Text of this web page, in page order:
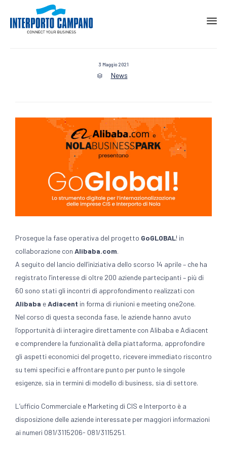
3 Maggio 2021
 Category
News
Prosegue la fase operativa del progetto GoGLOBAL! in
collaborazione con Alibaba.com.
A seguito del lancio dell’iniziativa dello scorso 14 aprile – che ha
registrato l’interesse di oltre 200 aziende partecipanti – più di
60 sono stati gli incontri di approfondimento realizzati con
Alibaba eAdiacent in forma di riunioni e meeting one2one.
Nel corso di questa seconda fase, le aziende hanno avuto
l’opportunità di interagire direttamente con Alibaba e Adiacent
e comprendere la funzionalità della piattaforma, approfondire
gli aspetti economici del progetto, ricevere immediato riscontro
su temi specifici e affrontare punto per punto le singole
esigenze, sia in termini di modello di business, sia di settore.
L’ufficio Commerciale e Marketing di CIS e Interporto è a
disposizione delle aziende interessate per maggiori informazioni
ai numeri 081/3115206- 081/3115251.